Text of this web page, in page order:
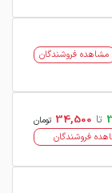
مشاهده فروشندگان
تا 34,500 تومان
فروشندگان